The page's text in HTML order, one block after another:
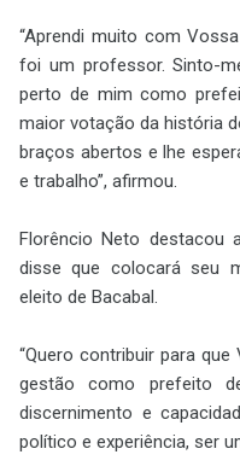
“Aprendi muito com
foi um professor. Sinto-
perto de mim como
maior votação da história
braços abertos e lhe
e trabalho”, afirmou.
Florêncio Neto destacou
disse que colocará seu
eleito de Bacabal.
“Quero contribuir para
gestão como prefeito
discernimento e
político e experiência, ser